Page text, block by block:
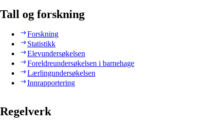
Tall og forskning
Forskning
Statistikk
Elevundersøkelsen
Foreldreundersøkelsen i barnehage
Lærlingundersøkelsen
Innrapportering
Regelverk